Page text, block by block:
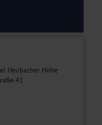
Heubacher Höhe
41